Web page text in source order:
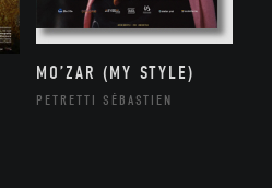
MO’ZAR (MY STYLE)
PETRETTI SÉBASTIEN